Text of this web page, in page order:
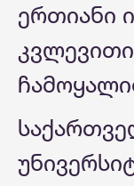
ერთიანი